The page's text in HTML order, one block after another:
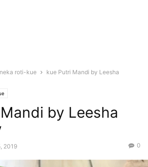
roti-kue
kue Putri Mandi by Leesha
by Leesha
2019 0